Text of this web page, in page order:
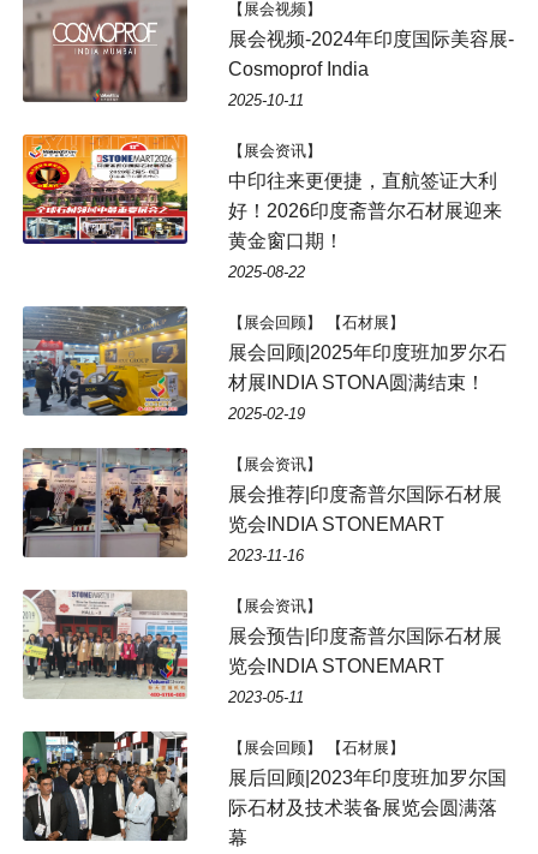
【展会视频】
展会视频-2024年印度国际美容展-
Cosmoprof India
2025-10-11
【展会资讯】
中印往来更便捷，直航签证大利
好！2026印度斋普尔石材展迎来
黄金窗口期！
2025-08-22
【展会回顾】 【石材展】
展会回顾|2025年印度班加罗尔石
材展INDIA STONA圆满结束！
2025-02-19
【展会资讯】
展会推荐|印度斋普尔国际石材展
览会INDIA STONEMART
2023-11-16
【展会资讯】
展会预告|印度斋普尔国际石材展
览会INDIA STONEMART
2023-05-11
【展会回顾】 【石材展】
展后回顾|2023年印度班加罗尔国
际石材及技术装备展览会圆满落
幕